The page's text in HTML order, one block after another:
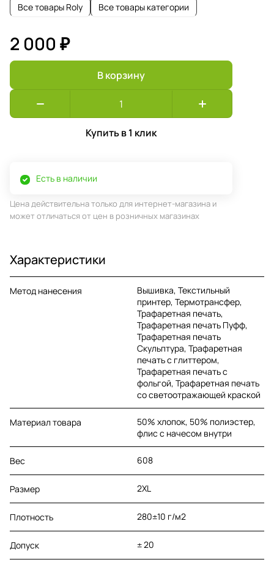
Все товары Roly Все товары категории
2 000 ₽
В корзину
Купить в 1 клик
Есть в наличии
Цена действительна только для интернет-магазина и
может отличаться от цен в розничных магазинах
Характеристики
Метод нанесения
Вышивка, Текстильный
принтер, Термотрансфер,
Трафаретная печать,
Трафаретная печать Пуфф,
Трафаретная печать
Скульптура, Трафаретная
печать с глиттером,
Трафаретная печать с
фольгой, Трафаретная печать
со светоотражающей краской
Материал товара
50% хлопок, 50% полиэстер,
флис с начесом внутри
Вес 608
Размер 2XL
Плотность 280±10 г/м2
Допуск ± 20